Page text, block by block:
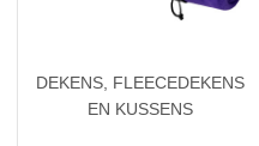
DEKENS, FLEECEDEKENS
EN KUSSENS